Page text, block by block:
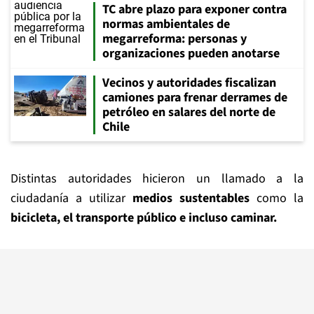
TC abre plazo para exponer contra
normas ambientales de
megarreforma: personas y
organizaciones pueden anotarse
Vecinos y autoridades fiscalizan
camiones para frenar derrames de
petróleo en salares del norte de
Chile
Distintas autoridades hicieron un llamado a la
ciudadanía a utilizar medios sustentables como la
bicicleta, el transporte público e incluso caminar.